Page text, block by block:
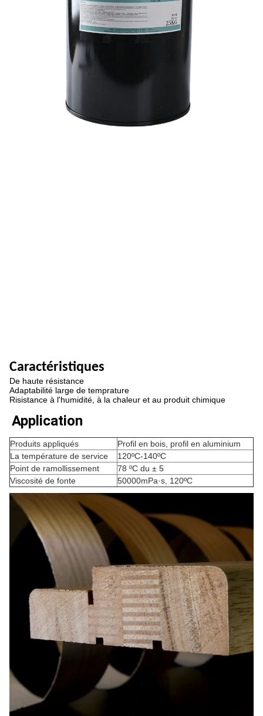
Caractéristiques
De haute résistance
Adaptabilité large de temprature
Risistance à l'humidité, à la chaleur et au produit chimique
Application
Produits appliqués
Profil en bois, profil en aluminium
La température de service
120ºC-140ºC
Point de ramollissement
78 ºC du ± 5
Viscosité de fonte
50000mPa·s, 120ºC